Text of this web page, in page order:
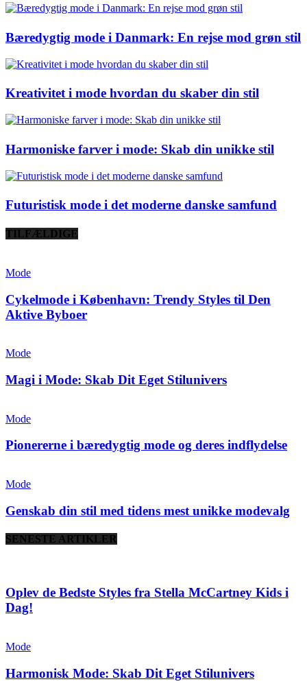
Bæredygtig mode i Danmark: En rejse mod grøn stil
Kreativitet i mode hvordan du skaber din stil
Harmoniske farver i mode: Skab din unikke stil
Futuristisk mode i det moderne danske samfund
TILFÆLDIGE
Mode
Cykelmode i København: Trendy Styles til Den
Aktive Byboer
Mode
Magi i Mode: Skab Dit Eget Stilunivers
Mode
Pionererne i bæredygtig mode og deres indflydelse
Mode
Genskab din stil med tidens mest unikke modevalg
SENESTE ARTIKLER
Oplev de Bedste Styles fra Stella McCartney Kids i
Dag!
Mode
Harmonisk Mode: Skab Dit Eget Stilunivers